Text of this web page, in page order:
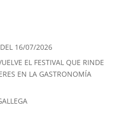
16/07/2026
EL FESTIVAL QUE RINDE
EN LA GASTRONOMÍA